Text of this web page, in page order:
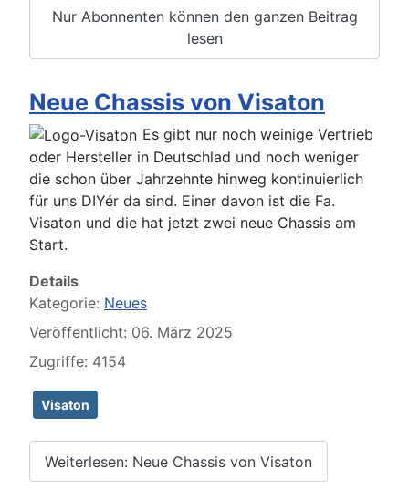
Nur Abonnenten können den ganzen Beitrag
lesen
Neue Chassis von Visaton
Es gibt nur noch weinige Vertrieb
oder Hersteller in Deutschlad und noch weniger
die schon über Jahrzehnte hinweg kontinuierlich
für uns DIYér da sind. Einer davon ist die Fa.
Visaton und die hat jetzt zwei neue Chassis am
Start.
Details
Kategorie: Neues
Veröffentlicht: 06. März 2025
Zugriffe: 4154
Visaton
Weiterlesen: Neue Chassis von Visaton